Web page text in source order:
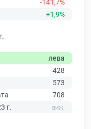
-141,7%
+1,9%
лева
428
573
708
г.